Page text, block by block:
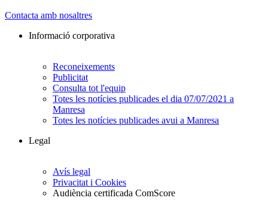
Contacta amb nosaltres
Informació corporativa
Reconeixements
Publicitat
Consulta tot l'equip
Totes les notícies publicades el dia 07/07/2021 a
Manresa
Totes les notícies publicades avui a Manresa
Legal
Avís legal
Privacitat i Cookies
Audiència certificada ComScore